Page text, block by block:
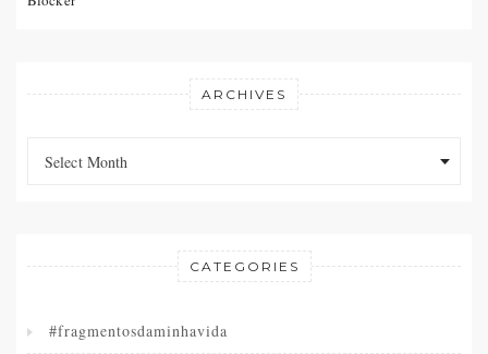
ARCHIVES
Select Month
CATEGORIES
#fragmentosdaminhavida